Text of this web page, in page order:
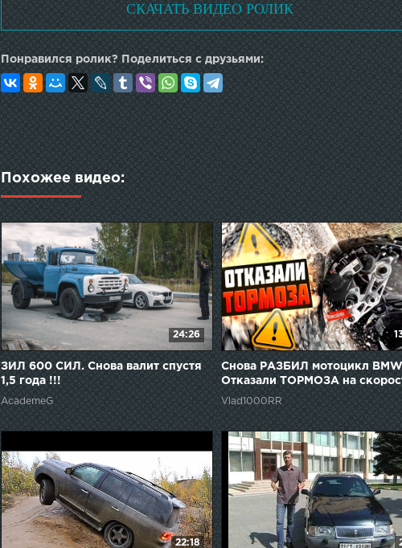
СКАЧАТЬ ВИДЕО РОЛИК
Понравился ролик? Поделиться с друзьями:
Похожее видео:
24:26
ЗИЛ 600 СИЛ. Снова валит спустя
1,5 года !!!
AcademeG
Снова РАЗБИЛ мотоцикл
Отказали ТОРМОЗА на
Vlad1000RR
22:18